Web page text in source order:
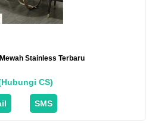
Stainless Terbaru
CS)
SMS